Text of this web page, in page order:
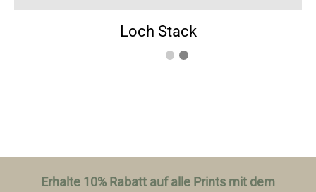
Loch Stack
Erhalte 10% Rabatt auf alle Prints mit dem